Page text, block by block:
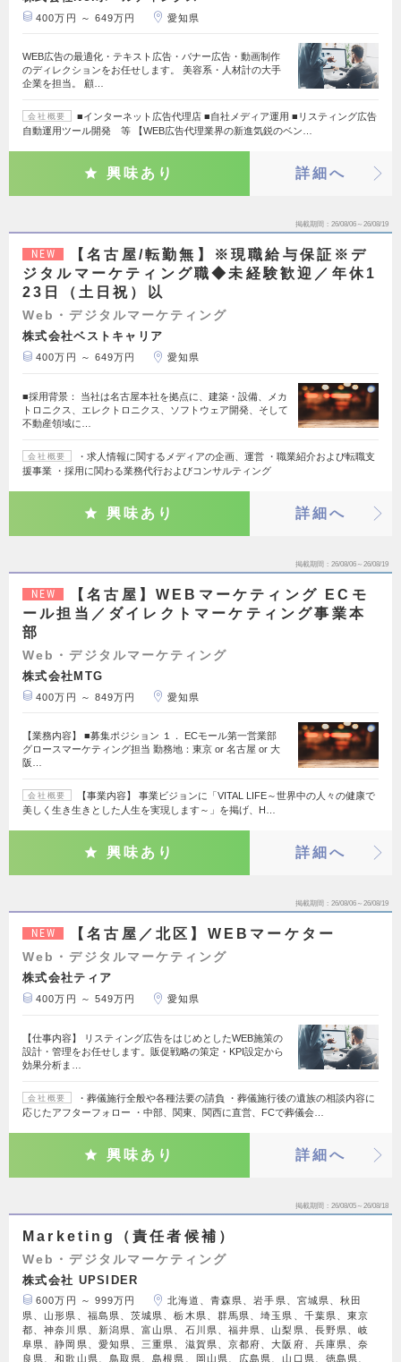
400万円 ～ 649万円 愛知県
WEB広告の最適化・テキスト広告・バナー広告・動画制作
のディレクションをお任せします。 美容系・人材計の大手
企業を担当。 顧…
会社概要
■インターネット広告代理店 ■自社メディア運用 ■リスティング広告
自動運用ツール開発 等 【WEB広告代理業界の新進気鋭のベン…
興味あり 詳細へ
掲載期間 26/08/06～26/08/19
NEW
【名古屋/転勤無】※現職給与保証※デ
ジタルマーケティング職◆未経験歓迎／年休1
23日（土日祝）以
Web・デジタルマーケティング
株式会社ベストキャリア
400万円 ～ 649万円 愛知県
■採用背景： 当社は名古屋本社を拠点に、建築・設備、メカ
トロニクス、エレクトロニクス、ソフトウェア開発、そして
不動産領域に…
会社概要
・求人情報に関するメディアの企画、運営 ・職業紹介および転職支
援事業 ・採用に関わる業務代行およびコンサルティング
興味あり 詳細へ
掲載期間 26/08/06～26/08/19
NEW
【名古屋】WEBマーケティング ECモ
ール担当／ダイレクトマーケティング事業本
部
Web・デジタルマーケティング
株式会社MTG
400万円 ～ 849万円 愛知県
【業務内容】 ■募集ポジション １． ECモール第一営業部
グロースマーケティング担当 勤務地：東京 or 名古屋 or 大
阪…
会社概要
【事業内容】 事業ビジョンに「VITAL LIFE～世界中の人々の健康で
美しく生き生きとした人生を実現します～」を掲げ、H…
興味あり 詳細へ
掲載期間 26/08/06～26/08/19
NEW 【名古屋／北区】WEBマーケター
Web・デジタルマーケティング
株式会社ティア
400万円 ～ 549万円 愛知県
【仕事内容】 リスティング広告をはじめとしたWEB施策の
設計・管理をお任せします。販促戦略の策定・KPI設定から
効果分析ま…
会社概要
・葬儀施行全般や各種法要の請負 ・葬儀施行後の遺族の相談内容に
応じたアフターフォロー ・中部、関東、関西に直営、FCで葬儀会…
興味あり 詳細へ
掲載期間 26/08/05～26/08/18
Marketing（責任者候補）
Web・デジタルマーケティング
株式会社 UPSIDER
600万円 ～ 999万円
北海道、青森県、岩手県、宮城県、秋田
県、山形県、福島県、茨城県、栃木県、群馬県、埼玉県、千葉県、東京
都、神奈川県、新潟県、富山県、石川県、福井県、山梨県、長野県、岐
阜県、静岡県、愛知県、三重県、滋賀県、京都府、大阪府、兵庫県、奈
良県、和歌山県、鳥取県、島根県、岡山県、広島県、山口県、徳島県、